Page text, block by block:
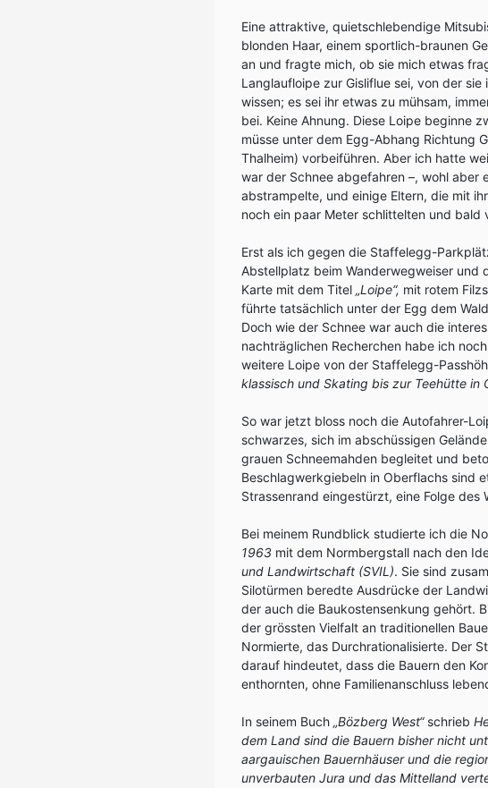
Eine attraktive, quietschlebendige
blonden Haar, einem sportlich-braunen
an und fragte mich, ob sie mich etwas
Langlaufloipe zur Gisliflue sei, von der
wissen; es sei ihr etwas zu mühsam,
bei. Keine Ahnung. Diese Loipe beginne
müsse unter dem Egg-Abhang Richtung
Thalheim) vorbeiführen. Aber ich hatte
war der Schnee abgefahren –, wohl aber
abstrampelte, und einige Eltern, die mit
noch ein paar Meter schlittelten und bald
Erst als ich gegen die Staffelegg-
Abstellplatz beim Wanderwegweiser und
Karte mit dem Titel „Loipe“, mit rotem
führte tatsächlich unter der Egg dem
Doch wie der Schnee war auch die
nachträglichen Recherchen habe ich
weitere Loipe von der Staffelegg-
klassisch und Skating bis zur Teehütte in
So war jetzt bloss noch die Autofahrer-
schwarzes, sich im abschüssigen
grauen Schneemahden begleitet und
Beschlagwerkgiebeln in Oberflachs sind
Strassenrand eingestürzt, eine Folge des
Bei meinem Rundblick studierte ich die
1963 mit dem Normbergstall nach den
und Landwirtschaft (SVIL). Sie sind
Silotürmen beredte Ausdrücke der
der auch die Baukostensenkung gehört.
der grössten Vielfalt an traditionellen
Normierte, das Durchrationalisierte. Der
darauf hindeutet, dass die Bauern den
enthornten, ohne Familienanschluss
In seinem Buch „Bözberg West“schrieb
dem Land sind die Bauern bisher nicht
aargauischen Bauernhäuser und die
unverbauten Jura und das Mittelland